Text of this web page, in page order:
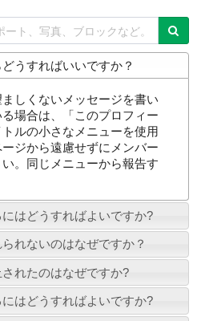
うすればいいですか？
しくないメッセージを書い
場合は、「このプロフィー
ルの小さなメニューを使用
ジから遠慮せずにメンバー
。同じメニューから報告す
はどうすればよいですか?
れないのはなぜですか？
れたのはなぜですか?
はどうすればよいですか?